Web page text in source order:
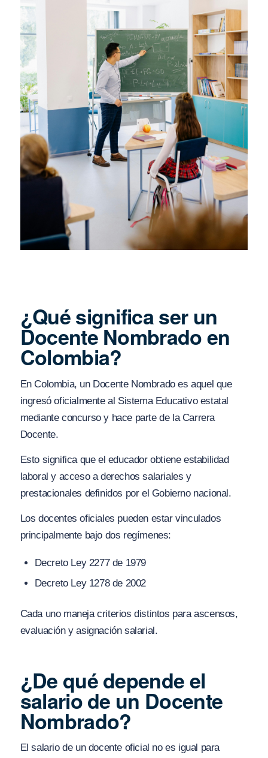
¿Qué significa ser un
Docente Nombrado en
Colombia?
En Colombia, un Docente Nombrado es aquel que
ingresó oficialmente al Sistema Educativo estatal
mediante concurso y hace parte de la Carrera
Docente.
Esto significa que el educador obtiene estabilidad
laboral y acceso a derechos salariales y
prestacionales definidos por el Gobierno nacional.
Los docentes oficiales pueden estar vinculados
principalmente bajo dos regímenes:
Decreto Ley 2277 de 1979
Decreto Ley 1278 de 2002
Cada uno maneja criterios distintos para ascensos,
evaluación y asignación salarial.
¿De qué depende el
salario de un Docente
Nombrado?
El salario de un docente oficial no es igual para